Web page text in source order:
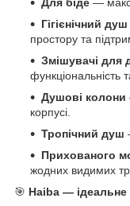
Для біде —
Гігієнічний душ
простору та
Змішувачі для
функціональність
Душові колони
корпусі.
Тропічний душ
Прихованого
жодних видимих
🎯 Haiba — ідеальне